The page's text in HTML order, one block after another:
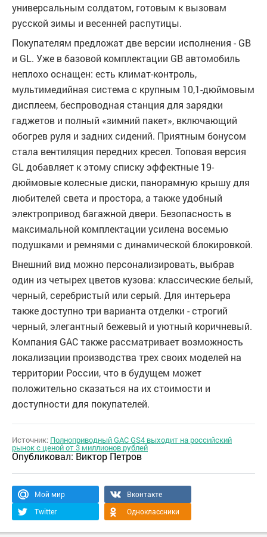
универсальным солдатом, готовым к вызовам
русской зимы и весенней распутицы.
Покупателям предложат две версии исполнения - GB
и GL. Уже в базовой комплектации GB автомобиль
неплохо оснащен: есть климат-контроль,
мультимедийная система с крупным 10,1-дюймовым
дисплеем, беспроводная станция для зарядки
гаджетов и полный «зимний пакет», включающий
обогрев руля и задних сидений. Приятным бонусом
стала вентиляция передних кресел. Топовая версия
GL добавляет к этому списку эффектные 19-
дюймовые колесные диски, панорамную крышу для
любителей света и простора, а также удобный
электропривод багажной двери. Безопасность в
максимальной комплектации усилена восемью
подушками и ремнями с динамической блокировкой.
Внешний вид можно персонализировать, выбрав
один из четырех цветов кузова: классические белый,
черный, серебристый или серый. Для интерьера
также доступно три варианта отделки - строгий
черный, элегантный бежевый и уютный коричневый.
Компания GAC также рассматривает возможность
локализации производства трех своих моделей на
территории России, что в будущем может
положительно сказаться на их стоимости и
доступности для покупателей.
Источник: Полноприводный GAC GS4 выходит на российский
рынок с ценой от 3 миллионов рублей
Опубликовал: Виктор Петров
Мой мир
Вконтакте
Twitter
Одноклассники